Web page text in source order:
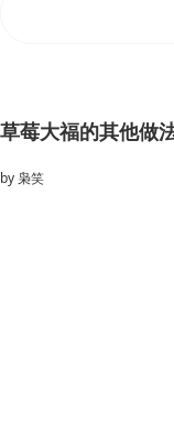
草莓大福的其他做
by 枭笑